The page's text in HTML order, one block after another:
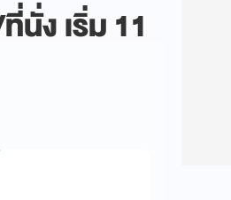
ง เริ่ม 11